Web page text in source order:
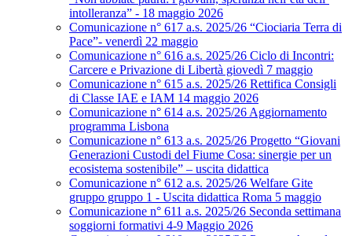
intolleranza” - 18 maggio 2026
Comunicazione n° 617 a.s. 2025/26 “Ciociaria Terra di
Pace”- venerdì 22 maggio
Comunicazione n° 616 a.s. 2025/26 Ciclo di Incontri:
Carcere e Privazione di Libertà giovedì 7 maggio
Comunicazione n° 615 a.s. 2025/26 Rettifica Consigli
di Classe IAE e IAM 14 maggio 2026
Comunicazione n° 614 a.s. 2025/26 Aggiornamento
programma Lisbona
Comunicazione n° 613 a.s. 2025/26 Progetto “Giovani
Generazioni Custodi del Fiume Cosa: sinergie per un
ecosistema sostenibile” – uscita didattica
Comunicazione n° 612 a.s. 2025/26 Welfare Gite
gruppo gruppo 1 - Uscita didattica Roma 5 maggio
Comunicazione n° 611 a.s. 2025/26 Seconda settimana
soggiorni formativi 4-9 Maggio 2026